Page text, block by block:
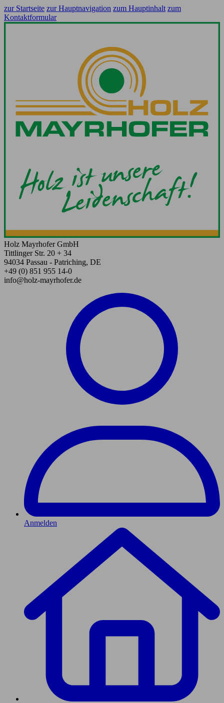
zur Startseite zur Hauptnavigation zum Hauptinhalt zum
Kontaktformular
Holz Mayrhofer GmbH
Tittlinger Str. 20 + 34
94034 Passau - Patriching, DE
+49 (0) 851 955 14-0
info@holz-mayrhofer.de
Anmelden